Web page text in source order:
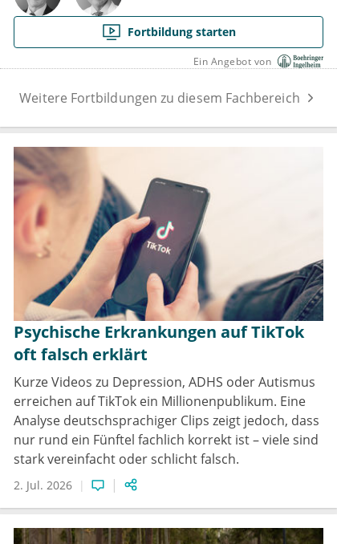
Fortbildung starten
Ein Angebot von
Weitere Fortbildungen zu diesem Fachbereich
Psychische Erkrankungen auf TikTok
oft falsch erklärt
Kurze Videos zu Depression, ADHS oder Autismus
erreichen auf TikTok ein Millionenpublikum. Eine
Analyse deutschsprachiger Clips zeigt jedoch, dass
nur rund ein Fünftel fachlich korrekt ist – viele sind
stark vereinfacht oder schlicht falsch.
2. Jul. 2026